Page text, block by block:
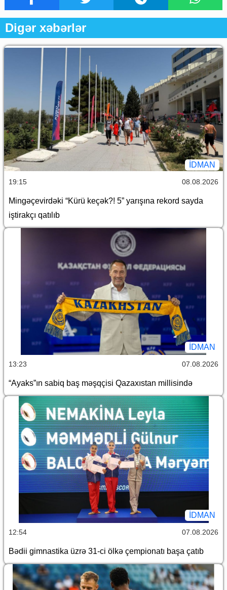
Digər xəbərlər
İDMAN
19:15 08.08.2026
Mingəçevirdəki “Kürü keçək?! 5” yarışına rekord sayda
iştirakçı qatılıb
İDMAN
13:23 07.08.2026
“Ayaks”ın sabiq baş məşqçisi Qazaxıstan millisində
İDMAN
12:54 07.08.2026
Bədii gimnastika üzrə 31-ci ölkə çempionatı başa çatıb